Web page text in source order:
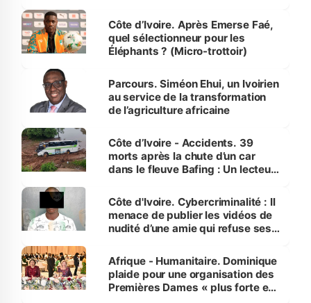
Côte d’Ivoire. Après Emerse Faé,
quel sélectionneur pour les
Éléphants ? (Micro-trottoir)
Parcours. Siméon Ehui, un Ivoirien
au service de la transformation
de l’agriculture africaine
Côte d’Ivoire - Accidents. 39
morts après la chute d’un car
dans le fleuve Bafing : Un lecteur
des Transports
Côte d'Ivoire. Cybercriminalité : Il
menace de publier les vidéos de
nudité d’une amie qui refuse ses
Afrique - Humanitaire. Dominique
plaide pour une organisation des
Premières Dames « plus forte et